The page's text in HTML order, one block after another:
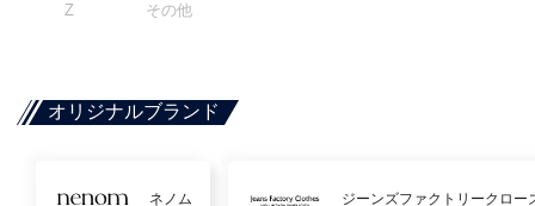
Z その他
オリジナルブランド
ネノム ジーンズファクトリークロー